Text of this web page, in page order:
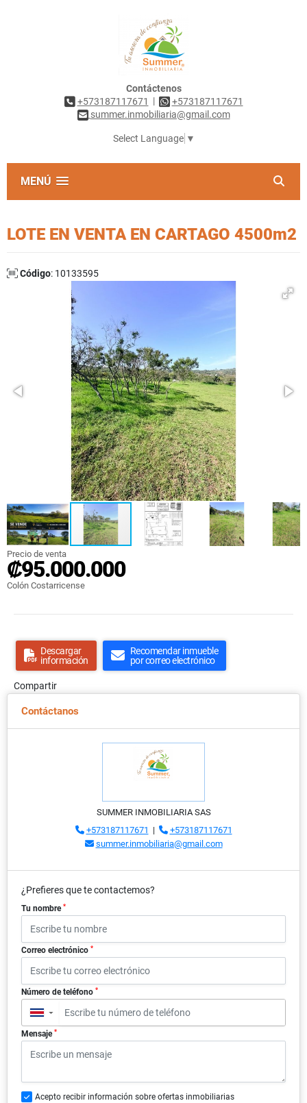
Contáctenos
+573187117671
|
+573187117671
summer.inmobiliaria@gmail.com
Select Language ▼
MENÚ
LOTE EN VENTA EN CARTAGO 4500m2
Código: 10133595
Precio de venta
₡95.000.000
Colón Costarricense
Descargar
información
Recomendar inmueble
por correo electrónico
Compartir
Contáctanos
SUMMER INMOBILIARIA SAS
+573187117671 |
+573187117671
summer.inmobiliaria@gmail.com
¿Prefieres que te contactemos?
Tu nombre *
Correo electrónico *
Número de teléfono *
▼
Mensaje *
Acepto recibir información sobre ofertas inmobiliarias